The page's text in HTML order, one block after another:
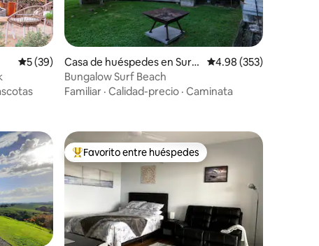
Calificación promedio: 5 de 5, 39 reseñas
5 (39)
Casa de huéspedes en Surf
Beach
Calificación promedio:
4.98 (353)
Bungalow Surf Beach
Familiar · Calidad-precio · Caminata
Favorito entre huéspedes preferido
Favorito entre huéspedes